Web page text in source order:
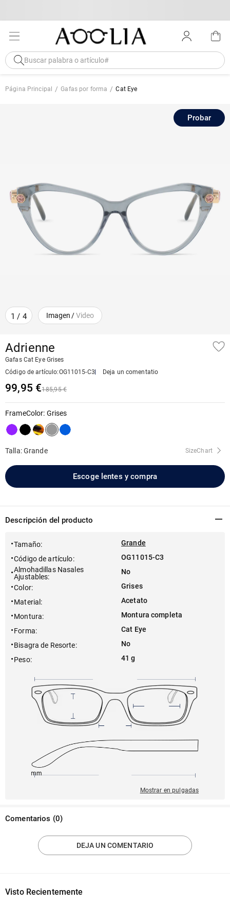
Página Principal Gafas por forma Cat Eye
1 / 4 Imagen /Video
Probar
Adrienne
Gafas Cat Eye Grises
Código de artículo:OG11015-C3 Deja un comentatio
99,95 €185,95 €
FrameColor: Grises
Talla: Grande SizeChart
Escoge lentes y compra
Descripción del producto
Tamaño:
Grande
Código de artículo:
OG11015-C3
Almohadillas Nasales
Ajustables:
No
Color:
Grises
Material :
Acetato
Montura:
Montura completa
Forma:
Cat Eye
Bisagra de Resorte:
No
Peso: 41 g
140mm
Mostrar en pulgadas
Comentarios (0)
DEJA UN COMENTARIO
Visto Recientemente